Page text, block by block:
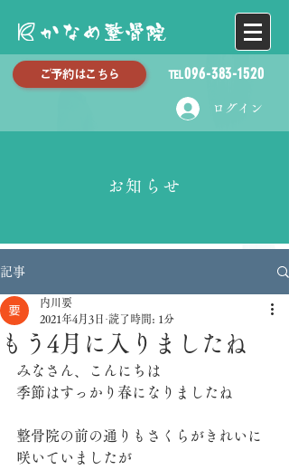
ご予約はこちら ℡096-383-1520
ログイン
お知らせ
記事
もう4月に入りましたね
内川要
2021年4月3日 読了時間: 1分
みなさん、こんにちは
季節はすっかり春になりましたね
整骨院の前の通りもさくらがきれいに
咲いていましたが